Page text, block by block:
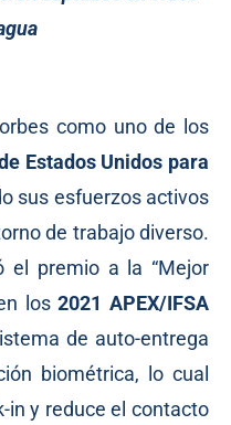
como uno de los
Estados Unidos para
sus esfuerzos activos
de trabajo diverso.
el premio a la “Mejor
los2021 APEX/IFSA
de auto-entrega
biométrica, lo cual
in y reduce el contacto